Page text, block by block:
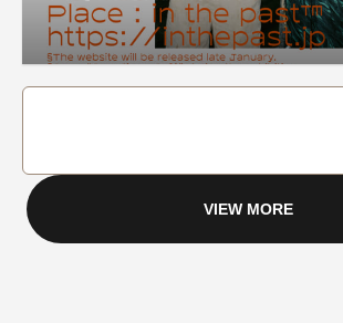
VIEW MORE